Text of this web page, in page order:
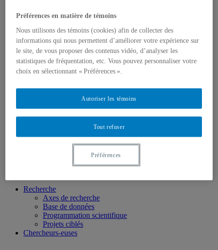
Activités
Archives et bilans
Colloque international CRISES
Recherche
Axes de recherche
Base de données
Programmation scientifique
Projets ciblés
Chercheurs-euses
Préférences en matière de témoins
Nous utilisons des témoins (cookies) afin de collecter des
informations qui nous permettent d’améliorer votre expérience sur
le site, de vous proposer des contenus vidéo, d’analyser les
statistiques de fréquentation, etc. Vous pouvez personnaliser votre
choix en sélectionnant « Préférences ».
Tout refuser
Autoriser les témoins
Préférences